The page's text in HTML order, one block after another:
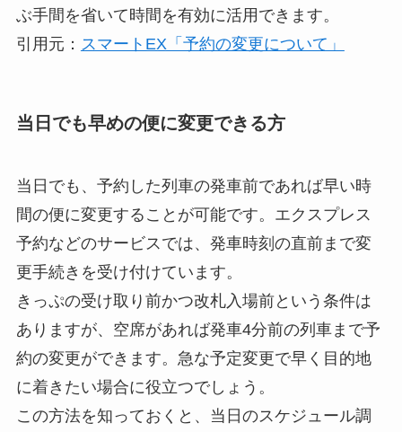
ぶ手間を省いて時間を有効に活用できます。
引用元： スマートEX「予約の変更について」
当日でも早めの便に変更できる方
当日でも、予約した列車の発車前であれば早い時
間の便に変更することが可能です。エクスプレス
予約などのサービスでは、発車時刻の直前まで変
更手続きを受け付けています。
きっぷの受け取り前かつ改札入場前という条件は
ありますが、空席があれば発車4分前の列車まで予
約の変更ができます。急な予定変更で早く目的地
に着きたい場合に役立つでしょう。
この方法を知っておくと、当日のスケジュール調